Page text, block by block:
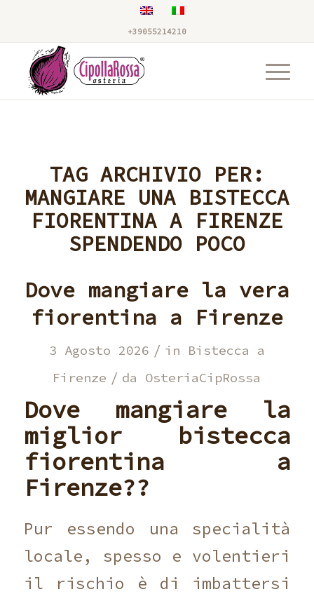
+39055214210
TAG ARCHIVIO PER:
MANGIARE UNA BISTECCA
FIORENTINA A FIRENZE
SPENDENDO POCO
Dove mangiare la vera
fiorentina a Firenze
3 Agosto 2026 / in Bistecca a
Firenze / da OsteriaCipRossa
Dove mangiare la
miglior bistecca
fiorentina a
Firenze??
Pur essendo una specialità
locale, spesso e volentieri
il rischio è di imbattersi